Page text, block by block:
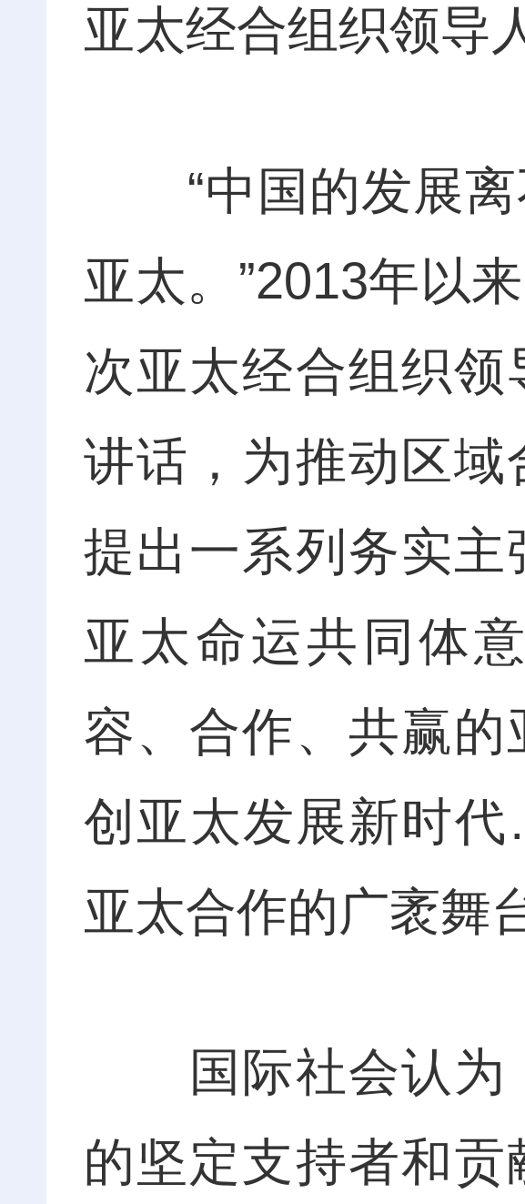
亚太经合组织领导
“中国的发展离
亚太。”2013年以
次亚太经合组织
讲话，为推动区
提出一系列务实
亚太命运共同体
容、合作、共赢
创亚太发展新时
亚太合作的广袤舞
国际社会认为
的坚定支持者和